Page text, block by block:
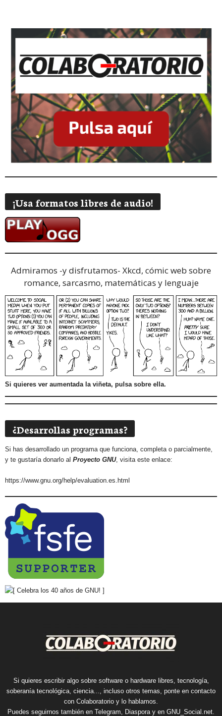
¡Usa formatos libres de audio!
Admiramos -y disfrutamos- Xkcd, cómic web sobre
romance, sarcasmo, matemáticas y lenguaje
Si quieres ver aumentada la viñeta, pulsa sobre ella.
¿Desarrollas programas?
Si has desarrollado un programa que funciona, completa o parcialmente,
y te gustaría donarlo al Proyecto GNU, visita este enlace:
https://www.gnu.org/help/evaluation.es.html
Si quieres escribir algo sobre software o hardware libres, tecnología,
soberanía tecnológica, ciencia..., incluso otros temas, ponte en contacto
con Colaboratorio y lo hablamos.
Puedes seguirnos también en Telegram, Diasporay en GNU_Social.net.